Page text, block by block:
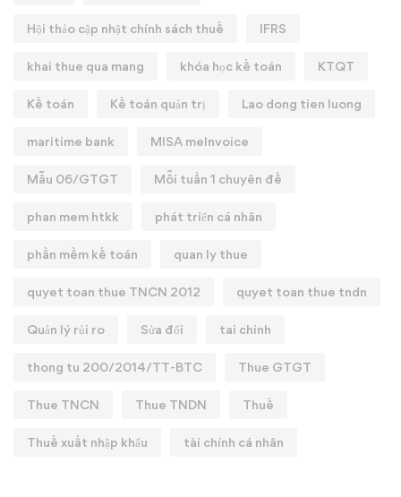
Hội thảo cập nhật chính sách thuế IFRS
khai thue qua mang khóa học kế toán KTQT
Kế toán Kế toán quản trị Lao dong tien luong
maritime bank MISA meInvoice
Mẫu 06/GTGT Mỗi tuần 1 chuyên đề
phan mem htkk phát triển cá nhân
phần mềm kế toán quan ly thue
quyet toan thue TNCN 2012 quyet toan thue tndn
Quản lý rủi ro Sửa đổi tai chinh
thong tu 200/2014/TT-BTC Thue GTGT
Thue TNCN Thue TNDN Thuế
Thuế xuất nhập khẩu tài chính cá nhân